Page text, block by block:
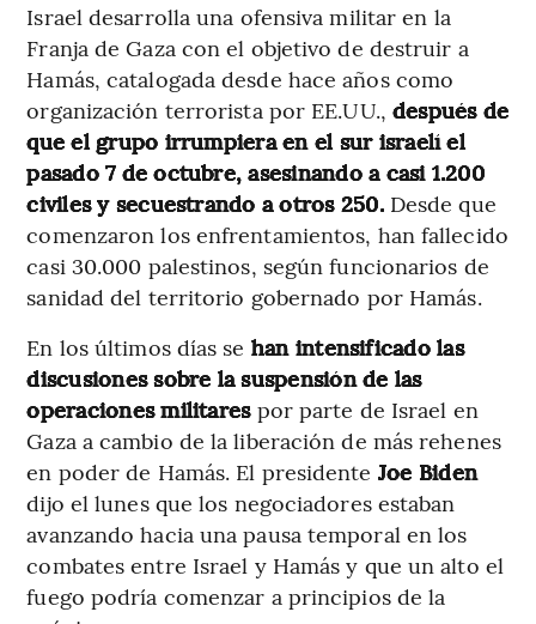
Israel desarrolla una ofensiva militar en la
Franja de Gaza con el objetivo de destruir a
Hamás, catalogada desde hace años como
organización terrorista por EE.UU., después de
que el grupo irrumpiera en el sur israelí el
pasado 7 de octubre, asesinando a casi 1.200
civiles y secuestrando a otros 250.Desde que
comenzaron los enfrentamientos, han fallecido
casi 30.000 palestinos, según funcionarios de
sanidad del territorio gobernado por Hamás.
En los últimos días se han intensificado las
discusiones sobre la suspensión de las
operaciones militarespor parte de Israel en
Gaza a cambio de la liberación de más rehenes
en poder de Hamás. El presidente Joe Biden
dijo el lunes que los negociadores estaban
avanzando hacia una pausa temporal en los
combates entre Israel y Hamás y que un alto el
fuego podría comenzar a principios de la